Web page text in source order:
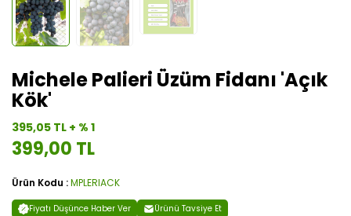
Michele Palieri Üzüm Fidanı 'Açık
Kök'
395,05 TL + % 1
399,00 TL
Ürün Kodu :MPLERIACK
Fiyatı Düşünce Haber Ver Ürünü Tavsiye Et